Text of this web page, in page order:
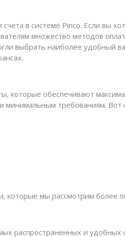
в системе Pinco. Если вы
множество методов
выбрать наиболее удобный
которые обеспечивают
минимальным требованиям.
которые мы рассмотрим более
распространенных и удобных